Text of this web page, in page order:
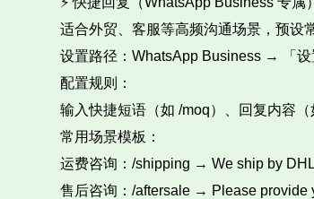
适合外贸、客服等高频沟通场景，预设
设置路径：WhatsApp Business → 「
配置规则：​
输入快捷短语（如 /moq）、回复内容
常用场景模板：​
运费咨询：/shipping → We ship by
售后咨询：/aftersale → Please provide